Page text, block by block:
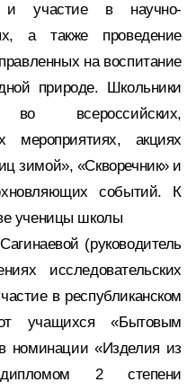
и участие в научно-
а также проведение
на воспитание
природе. Школьники
всероссийских,
мероприятиях, акциях
зимой», «Скворечник» и
событий. К
ученицы школы
(руководитель
исследовательских
в республиканском
учащихся «Бытовым
номинации «Изделия из
2 степени